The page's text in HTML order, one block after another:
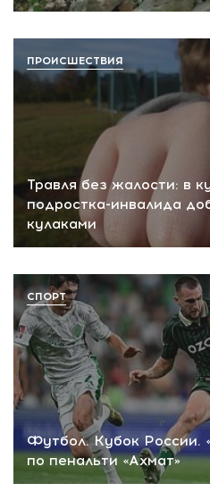
Травля без жалости: в
подростка-инвалида
кулаками
ПРОИСШЕСТВИЯ
Футбол. Кубок России.
по пенальти «Ахмат»
СПОРТ